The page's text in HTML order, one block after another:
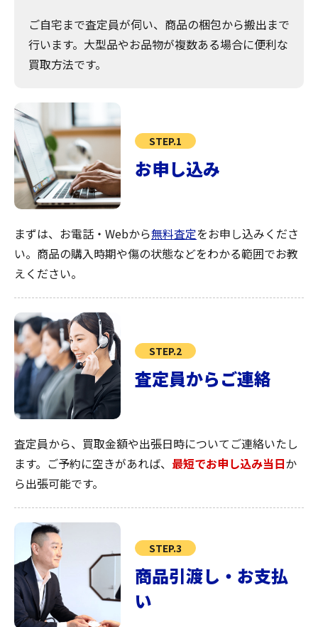
ご自宅まで査定員が伺い、商品の梱包から搬出まで
行います。大型品やお品物が複数ある場合に便利な
買取方法です。
STEP.1
お申し込み
まずは、お電話・Webから無料査定をお申し込みくださ
い。商品の購入時期や傷の状態などをわかる範囲でお教
えください。
STEP.2
査定員からご連絡
査定員から、買取金額や出張日時についてご連絡いたし
ます。ご予約に空きがあれば、 最短でお申し込み当日か
ら出張可能です。
STEP.3
商品引渡し・お支払
い